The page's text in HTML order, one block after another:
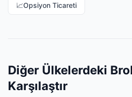
📈Opsiyon Ticareti
Diğer Ülkelerdeki
Karşılaştır